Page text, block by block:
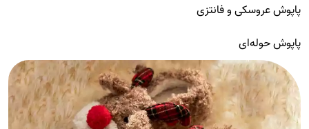
پاپوش عروسکی و فانتزی
پاپوش حوله‌ای